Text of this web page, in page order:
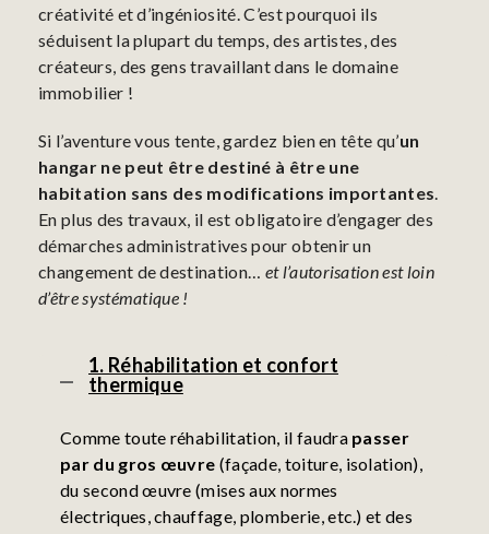
créativité et d’ingéniosité. C’est pourquoi ils
séduisent la plupart du temps, des artistes, des
créateurs, des gens travaillant dans le domaine
immobilier !
Si l’aventure vous tente, gardez bien en tête qu’un
hangar ne peut être destiné à être une
habitation sans des modifications importantes.
En plus des travaux, il est obligatoire d’engager des
démarches administratives pour obtenir un
changement de destination… et l’autorisation est loin
d’être systématique !
1. Réhabilitation et confort
thermique
Comme toute réhabilitation, il faudra passer
par du gros œuvre (façade, toiture, isolation),
du second œuvre (mises aux normes
électriques, chauffage, plomberie, etc.) et des